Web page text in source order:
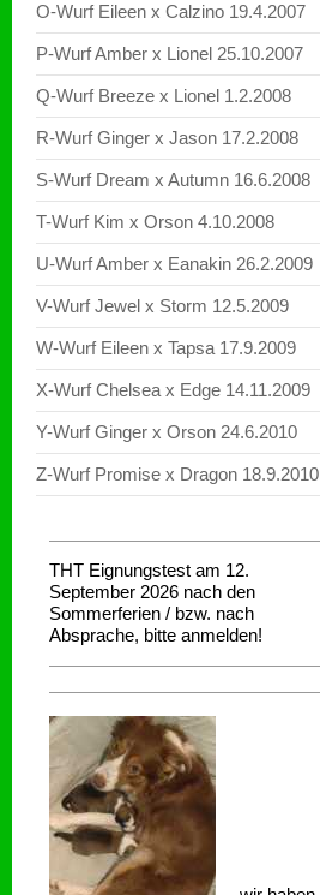
O-Wurf Eileen x Calzino 19.4.2007
P-Wurf Amber x Lionel 25.10.2007
Q-Wurf Breeze x Lionel 1.2.2008
R-Wurf Ginger x Jason 17.2.2008
S-Wurf Dream x Autumn 16.6.2008
T-Wurf Kim x Orson 4.10.2008
U-Wurf Amber x Eanakin 26.2.2009
V-Wurf Jewel x Storm 12.5.2009
W-Wurf Eileen x Tapsa 17.9.2009
X-Wurf Chelsea x Edge 14.11.2009
Y-Wurf Ginger x Orson 24.6.2010
Z-Wurf Promise x Dragon 18.9.2010
THT Eignungstest am 12.
September 2026 nach den
Sommerferien / bzw. nach
Absprache, bitte anmelden!